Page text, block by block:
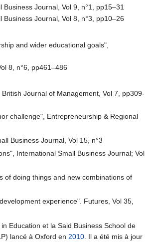
Journal, Vol 9, n°1, pp15–31
Journal, Vol 8, n°3, pp10–26
and wider educational goals",
8, n°6, pp461–486
Journal of Management, Vol 7, pp309-
challenge", Entrepreneurship & Regional
Business Journal, Vol 15, n°3
International Small Business Journal; Vol
of doing things and new combinations of
experience". Futures, Vol 35,
Education et la Said Business School de
lancé à Oxford en 2010 . Il a été mis à jour